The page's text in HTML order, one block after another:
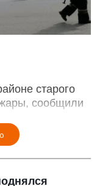
старого
сообщили